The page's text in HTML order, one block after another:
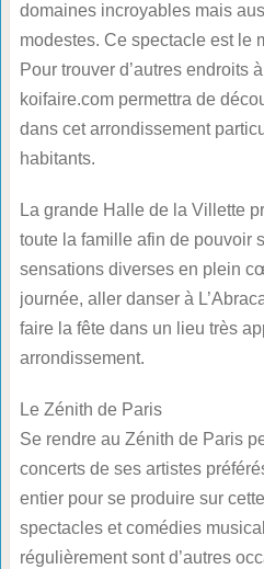
domaines incroyables mais
modestes. Ce spectacle est le
Pour trouver d’autres endroits
koifaire.com permettra de
dans cet arrondissement
habitants.
La grande Halle de la Villette
toute la famille afin de pouvoir
sensations diverses en plein
journée, aller danser à
faire la fête dans un lieu très
arrondissement.
Le Zénith de Paris
Se rendre au Zénith de Paris
concerts de ses artistes
entier pour se produire sur
spectacles et comédies
régulièrement sont d’autres